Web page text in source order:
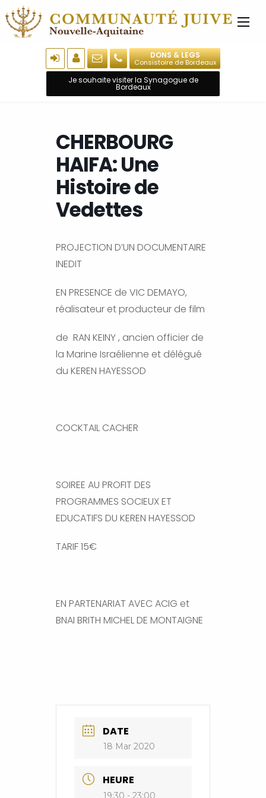
DONS & LEGS
Consistoire de Bordeaux
Je souhaite visiter la Synagogue de
Bordeaux
CHERBOURG
HAIFA: Une
Histoire de
Vedettes
PROJECTION D’UN DOCUMENTAIRE
INEDIT
EN PRESENCE de VIC DEMAYO,
réalisateur et producteur de film
de RAN KEINY , ancien officier de
la Marine Israélienne et délégué
du KEREN HAYESSOD
COCKTAIL CACHER
SOIREE AU PROFIT DES
PROGRAMMES SOCIEUX ET
EDUCATIFS DU KEREN HAYESSOD
TARIF 15€
EN PARTENARIAT AVEC ACIG et
BNAI BRITH MICHEL DE MONTAIGNE
DATE
18 Mar 2020
HEURE
19:30 - 23:00